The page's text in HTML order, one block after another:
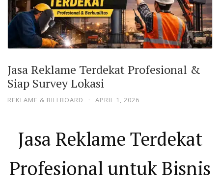
Jasa Reklame Terdekat Profesional &
Siap Survey Lokasi
REKLAME & BILLBOARD · APRIL 1, 2026
Jasa Reklame Terdekat
Profesional untuk Bisnis